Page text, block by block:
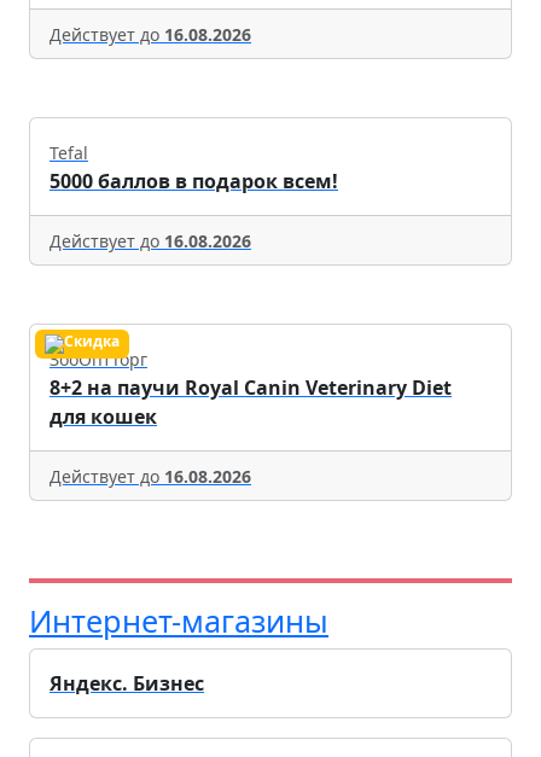
Действует до 16.08.2026
Tefal
5000 баллов в подарок всем!
Действует до 16.08.2026
ЗооОптТорг
8+2 на паучи Royal Canin Veterinary Diet
для кошек
Действует до 16.08.2026
Интернет-магазины
Яндекс. Бизнес